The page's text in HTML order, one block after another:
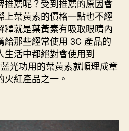
夠
幹
嘛？
『這
六
種』
功
推薦呢？受到推薦的原因會
上葉黃素的價格一點也不經
釋就是葉黃素有吸取眼睛內
給那些經常使用 3C 產品的
生活中都絕對會使用到
光功用的葉黃素就順理成章
紅產品之一。